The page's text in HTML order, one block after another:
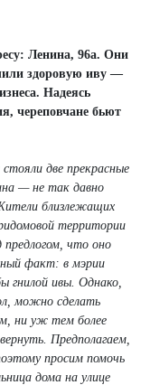
Ленина, 96а. Они
здоровую иву —
Надеясь
череповчане бьют
две прекрасные
— не так давно
близлежащих
территории
что оно
факт: в мэрии
гнилой ивы. Однако,
можно сделать
ни уж тем более
Предполагаем,
просим помочь
дома на улице